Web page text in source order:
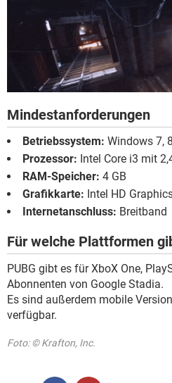
Mindestanforderungen
Betriebssystem: Windows 7,
Prozessor: Intel Core i3 mit
RAM-Speicher: 4 GB
Grafikkarte: Intel HD
Internetanschluss: Breitband
Für welche Plattformen
PUBG gibt es für XboX One,
Abonnenten von Google Stadia.
Es sind außerdem mobile
verfügbar.
Foto: © Krafton, Inc.